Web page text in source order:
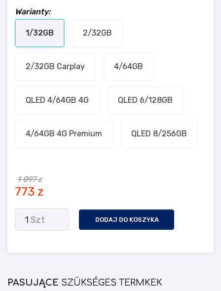
Warianty:
1/32GB 2/32GB
2/32GB Carplay 4/64GB
QLED 4/64GB 4G QLED 6/128GB
4/64GB 4G Premium QLED 8/256GB
1 097 z
773 z
1 Szt DODAJ DO KOSZYKA
PASUJĄCE SZÜKSÉGES TERMKEK